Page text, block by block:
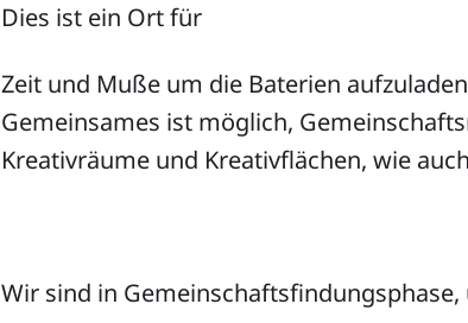
Dies ist ein Ort für
Zeit und Muße um die Baterien
Gemeinsames ist möglich,
Kreativräume und Kreativflächen, wie
Wir sind in